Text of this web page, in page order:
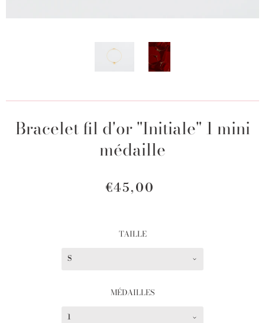
Bracelet fil d'or "Initiale" 1 mini
médaille
€45,00
TAILLE
S
MÉDAILLES
1